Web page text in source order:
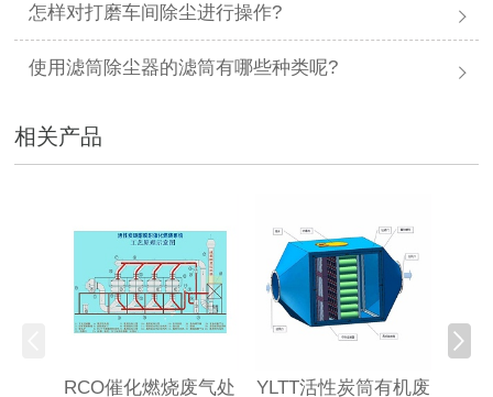
怎样对打磨车间除尘进行操作?
使用滤筒除尘器的滤筒有哪些种类呢?
相关产品
RCO催化燃烧废气处 YLTT活性炭筒有机废